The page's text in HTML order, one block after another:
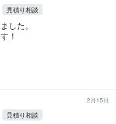
見積り相談
した。
！
2月15日
見積り相談